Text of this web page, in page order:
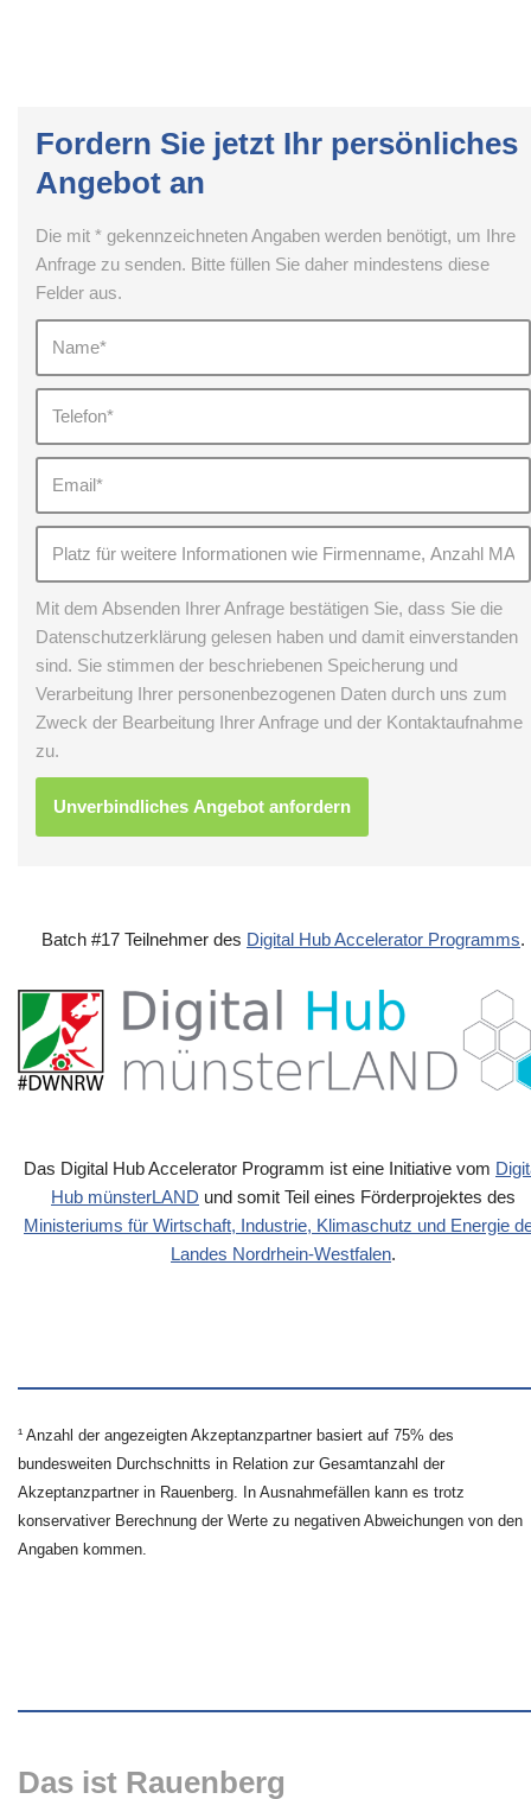
Fordern Sie jetzt Ihr persönliches
Angebot an
Die mit * gekennzeichneten Angaben werden benötigt, um Ihre
Anfrage zu senden. Bitte füllen Sie daher mindestens diese
Felder aus.
Mit dem Absenden Ihrer Anfrage bestätigen Sie, dass Sie die
Datenschutzerklärung gelesen haben und damit einverstanden
sind. Sie stimmen der beschriebenen Speicherung und
Verarbeitung Ihrer personenbezogenen Daten durch uns zum
Zweck der Bearbeitung Ihrer Anfrage und der Kontaktaufnahme
zu.
Batch #17 Teilnehmer des Digital Hub Accelerator Programms.
Das Digital Hub Accelerator Programm ist eine Initiative vom
Hub münsterLAND und somit Teil eines Förderprojektes des
Ministeriums für Wirtschaft, Industrie, Klimaschutz und Energie
Landes Nordrhein-Westfalen.
¹ Anzahl der angezeigten Akzeptanzpartner basiert auf 75% des
bundesweiten Durchschnitts in Relation zur Gesamtanzahl der
Akzeptanzpartner in Rauenberg. In Ausnahmefällen kann es trotz
konservativer Berechnung der Werte zu negativen Abweichungen von den
Angaben kommen.
Das ist Rauenberg